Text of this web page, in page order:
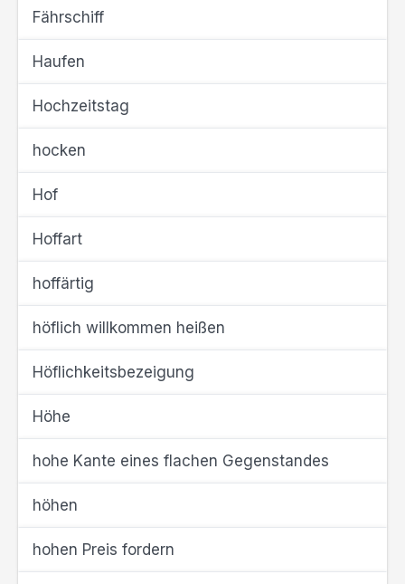
Fährschiff
Haufen
Hochzeitstag
hocken
Hof
Hoffart
hoffärtig
höflich willkommen heißen
Höflichkeitsbezeigung
Höhe
hohe Kante eines flachen Gegenstandes
höhen
hohen Preis fordern